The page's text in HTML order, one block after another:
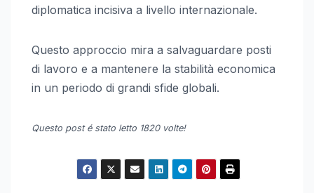
diplomatica incisiva a livello internazionale.
Questo approccio mira a salvaguardare posti
di lavoro e a mantenere la stabilità economica
in un periodo di grandi sfide globali.
Questo post é stato letto 1820 volte!